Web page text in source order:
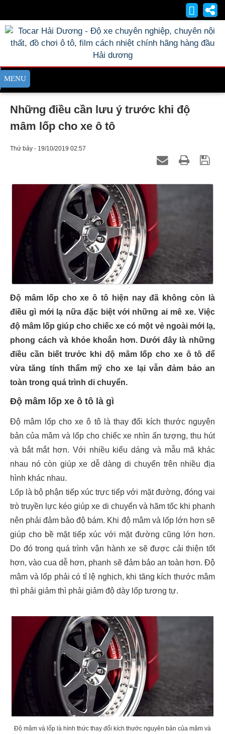
Những điều cần lưu ý trước khi độ
mâm lốp cho xe ô tô
Thứ bảy - 19/10/2019 02:57
Độ mâm lốp cho xe ô tô hiện nay đã không còn là
điều gì mới lạ nữa đặc biệt với những ai mê xe. Việc
độ mâm lốp giúp cho chiếc xe có một vẻ ngoài mới lạ,
phong cách và khỏe khoắn hơn. Dưới đây là những
điều cần biết trước khi độ mâm lốp cho xe ô tô để
vừa tăng tính thẩm mỹ cho xe lại vẫn đảm bảo an
toàn trong quá trình di chuyển.
Độ mâm lốp xe ô tô là gì
Độ mâm lốp cho xe ô tô là thay đổi kích thước nguyên
bản của mâm và lốp cho chiếc xe nhìn ấn tượng, thu hút
và bắt mắt hơn. Với nhiều kiểu dáng và mẫu mã khác
nhau nó còn giúp xe dễ dàng di chuyển trên nhiều địa
hình khác nhau.
Lốp là bộ phận tiếp xúc trực tiếp với mặt đường, đóng vai
trò truyền lực kéo giúp xe di chuyển và hãm tốc khi phanh
nên phải đảm bảo độ bám. Khi độ mâm và lốp lớn hơn sẽ
giúp cho bề mặt tiếp xúc với mặt đường cũng lớn hơn.
Do đó trong quá trình vận hành xe sẽ được cải thiện tốt
hơn, vào cua dễ hơn, phanh sẽ đảm bảo an toàn hơn. Độ
mâm và lốp phải có tỉ lệ nghịch, khi tăng kích thước mâm
thì phải giảm thì phải giảm độ dày lốp tương tự.
Độ mâm và lốp là hình thức thay đổi kích thước nguyên bản của mâm và